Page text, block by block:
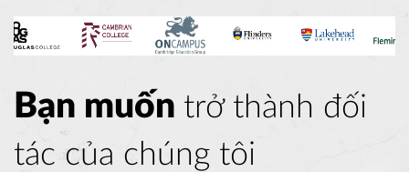
Bạn muốn trở thành đối
tác của chúng tôi